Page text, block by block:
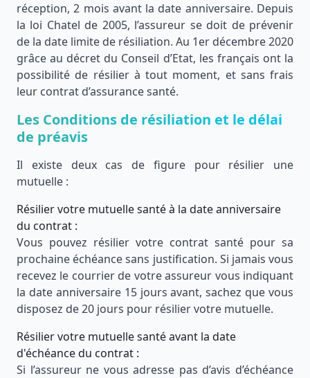
réception, 2 mois avant la date anniversaire. Depuis
la loi Chatel de 2005, l’assureur se doit de prévenir
de la date limite de résiliation. Au 1er décembre 2020
grâce au décret du Conseil d’Etat, les français ont la
possibilité de résilier à tout moment, et sans frais
leur contrat d’assurance santé.
Les Conditions de résiliation et le délai
de préavis
Il existe deux cas de figure pour résilier une
mutuelle :
Résilier votre mutuelle santé à la date anniversaire
du contrat :
Vous pouvez résilier votre contrat santé pour sa
prochaine échéance sans justification. Si jamais vous
recevez le courrier de votre assureur vous indiquant
la date anniversaire 15 jours avant, sachez que vous
disposez de 20 jours pour résilier votre mutuelle.
Résilier votre mutuelle santé avant la date
d'échéance du contrat :
Si l’assureur ne vous adresse pas d’avis d’échéance